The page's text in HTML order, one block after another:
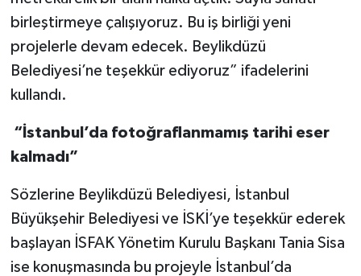
birleştirmeye çalışıyoruz. Bu iş birliği yeni
projelerle devam edecek. Beylikdüzü
Belediyesi’ne teşekkür ediyoruz” ifadelerini
kullandı.
“İstanbul’da fotoğraflanmamış tarihi eser
kalmadı”
Sözlerine Beylikdüzü Belediyesi, İstanbul
Büyükşehir Belediyesi ve İSKİ’ye teşekkür ederek
başlayan İSFAK Yönetim Kurulu Başkanı Tania Sisa
ise konuşmasında bu projeyle İstanbul’da